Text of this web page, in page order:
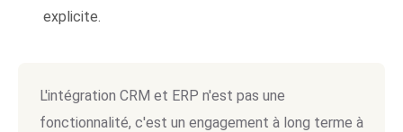
explicite.
L'intégration CRM et ERP n'est pas une
fonctionnalité, c'est un engagement à long terme à